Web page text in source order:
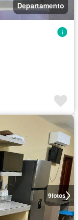
Departamento
9fotos